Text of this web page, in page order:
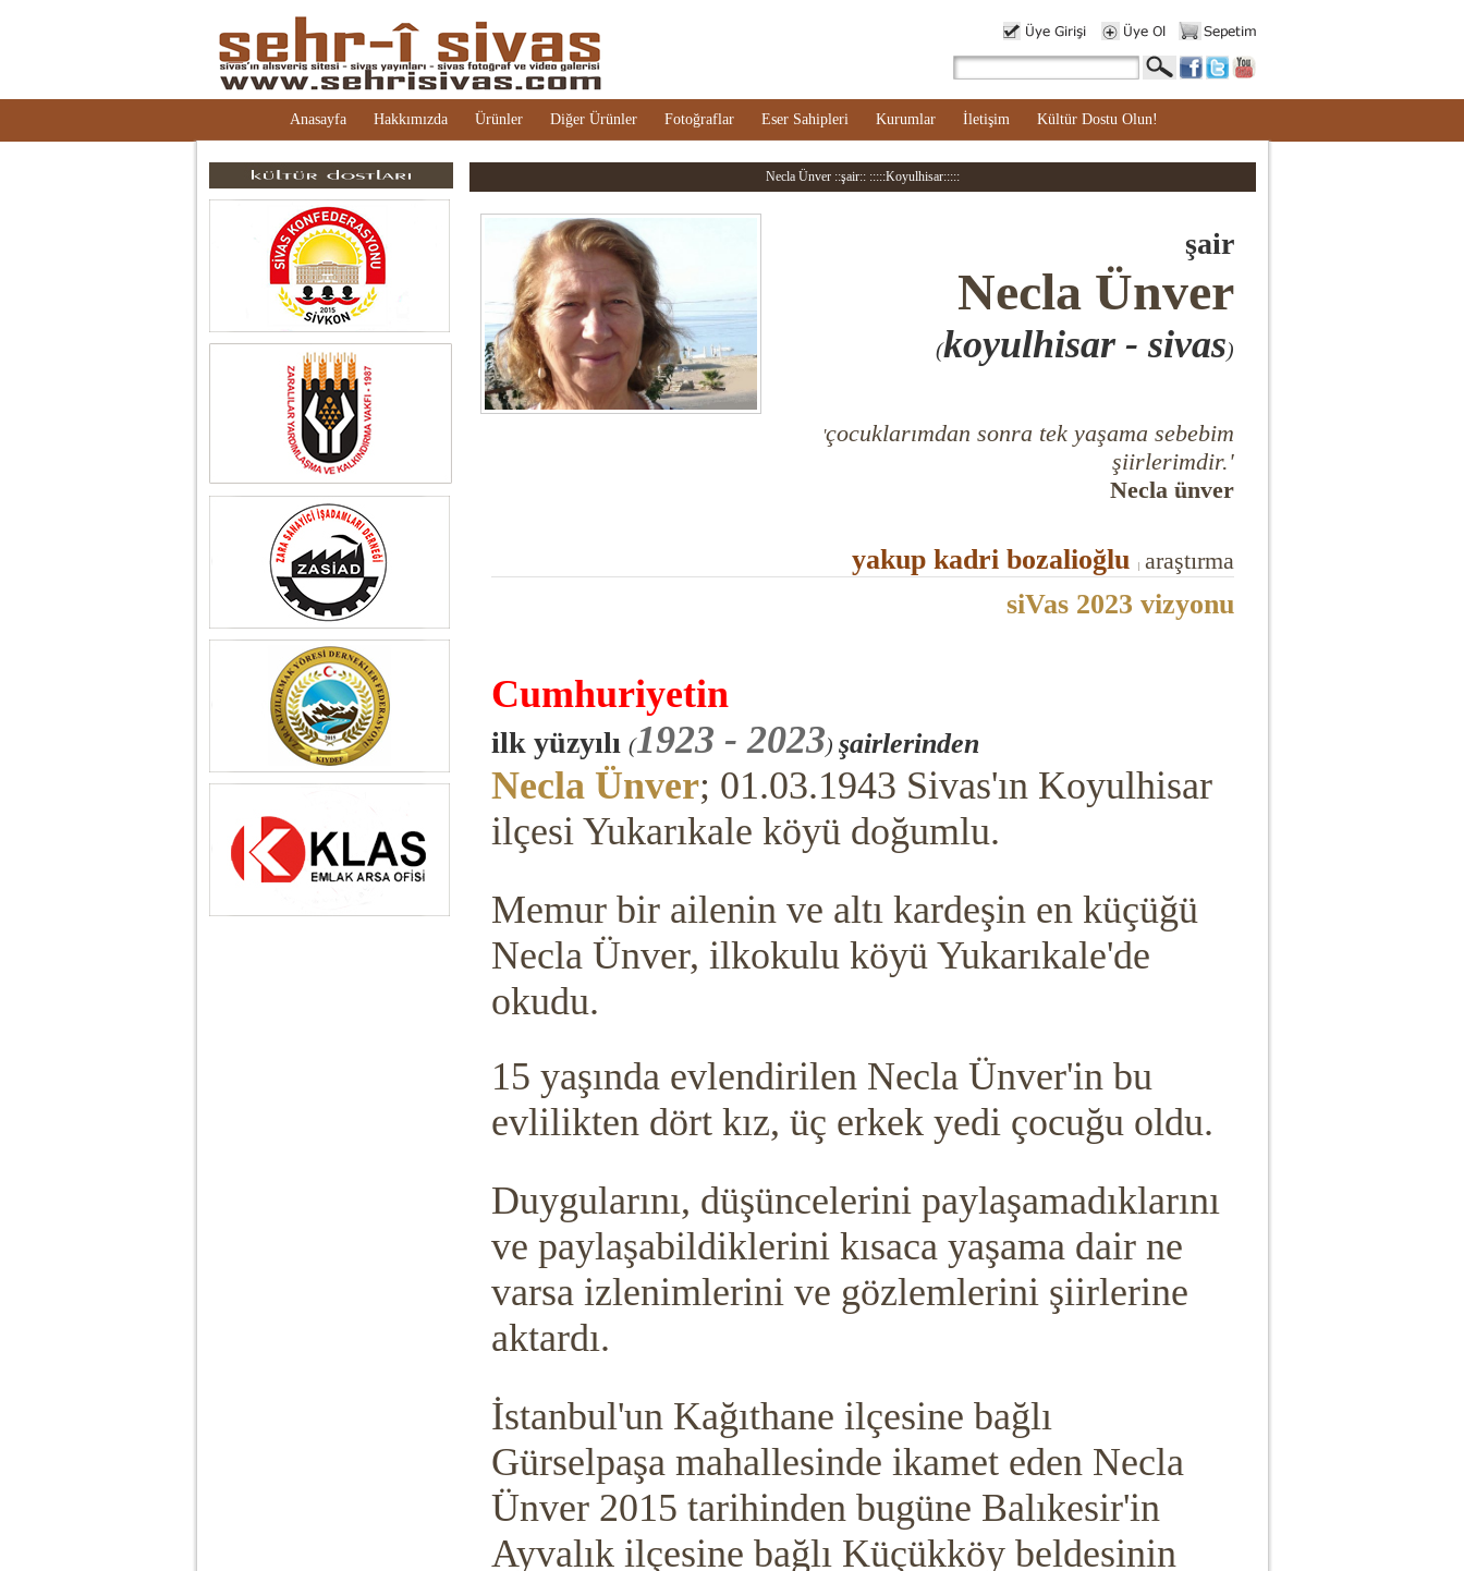
Anasayfa Hakkımızda Ürünler Diğer Ürünler Fotoğraflar Eser Sahipleri Kurumlar İletişim Kültür Dostu Olun!
Necla Ünver ::şair:: :::::Koyulhisar:::::
şair
Necla Ünver
(koyulhisar - sivas)
'çocuklarımdan sonra tek yaşama sebebim
şiirlerimdir.'
Necla ünver
yakup kadri bozalioğlu araştırma
siVas 2023 vizyonu
Cumhuriyetin
ilk yüzyılı (1923 - 2023) şairlerinden
Necla Ünver; 01.03.1943 Sivas'ın Koyulhisar
ilçesi Yukarıkale köyü doğumlu.
Memur bir ailenin ve altı kardeşin en küçüğü
Necla Ünver, ilkokulu köyü Yukarıkale'de
okudu.
15 yaşında evlendirilen Necla Ünver'in bu
evlilikten dört kız, üç erkek yedi çocuğu oldu.
Duygularını, düşüncelerini paylaşamadıklarını
ve paylaşabildiklerini kısaca yaşama dair ne
varsa izlenimlerini ve gözlemlerini şiirlerine
aktardı.
İstanbul'un Kağıthane ilçesine bağlı
Gürselpaşa mahallesinde ikamet eden Necla
Ünver 2015 tarihinden bugüne Balıkesir'in
Ayvalık ilçesine bağlı Küçükköy beldesinin